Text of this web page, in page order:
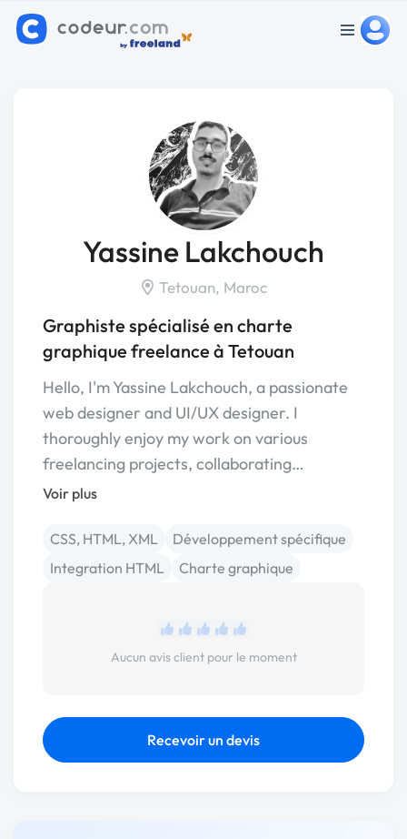
Yassine Lakchouch
Tetouan, Maroc
Graphiste spécialisé en charte
graphique freelance à Tetouan
Hello, I'm Yassine Lakchouch, a passionate
web designer and UI/UX designer. I
thoroughly enjoy my work on various
freelancing projects, collaborating…
Voir plus
CSS, HTML, XML
Développement spécifique
Integration HTML
Charte graphique
Aucun avis client pour le moment
Recevoir un devis